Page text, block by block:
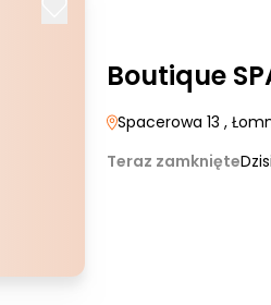
Boutique
Spacerowa 13 ,
Teraz zamknięte